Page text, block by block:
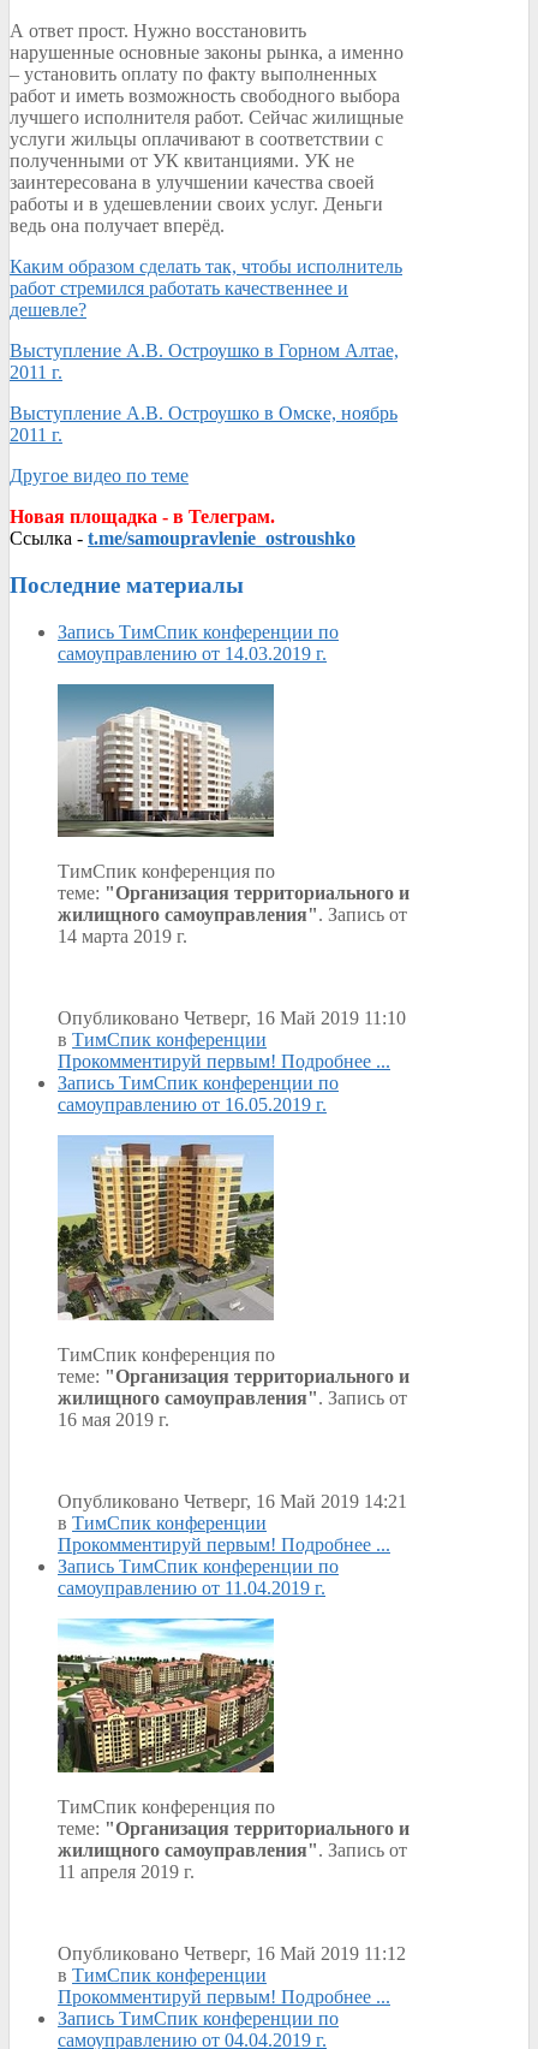
А ответ прост. Нужно восстановить
нарушенные основные законы рынка, а именно
– установить оплату по факту выполненных
работ и иметь возможность свободного выбора
лучшего исполнителя работ. Сейчас жилищные
услуги жильцы оплачивают в соответствии с
полученными от УК квитанциями. УК не
заинтересована в улучшении качества своей
работы и в удешевлении своих услуг. Деньги
ведь она получает вперёд.
Каким образом сделать так, чтобы исполнитель
работ стремился работать качественнее и
дешевле?
Выступление А.В. Остроушко в Горном Алтае,
2011 г.
Выступление А.В. Остроушко в Омске, ноябрь
2011 г.
Другое видео по теме
Новая площадка - в Телеграм.
Ссылка - t.me/samoupravlenie_ostroushko
Последние материалы
Запись ТимСпик конференции по
самоуправлению от 14.03.2019 г.
ТимСпик конференция по
теме: "Организация территориального и
жилищного самоуправления". Запись от
14 марта 2019 г.
Опубликовано Четверг, 16 Май 2019 11:10
в ТимСпик конференции
Прокомментируй первым! Подробнее ...
Запись ТимСпик конференции по
самоуправлению от 16.05.2019 г.
ТимСпик конференция по
теме: "Организация территориального и
жилищного самоуправления". Запись от
16 мая 2019 г.
Опубликовано Четверг, 16 Май 2019 14:21
в ТимСпик конференции
Прокомментируй первым! Подробнее ...
Запись ТимСпик конференции по
самоуправлению от 11.04.2019 г.
ТимСпик конференция по
теме: "Организация территориального и
жилищного самоуправления". Запись от
11 апреля 2019 г.
Опубликовано Четверг, 16 Май 2019 11:12
в ТимСпик конференции
Прокомментируй первым! Подробнее ...
Запись ТимСпик конференции по
самоуправлению от 04.04.2019 г.